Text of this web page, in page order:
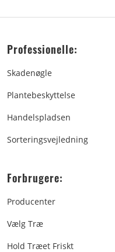
Professionelle:
Skadenøgle
Plantebeskyttelse
Handelspladsen
Sorteringsvejledning
Forbrugere:
Producenter
Vælg Træ
Hold Træet Friskt